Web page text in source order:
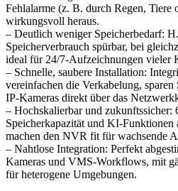
Fehlalarme (z. B. durch Regen, Tiere
wirkungsvoll heraus.
– Deutlich weniger Speicherbedarf:
Speicherverbrauch spürbar, bei
ideal für 24/7-Aufzeichnungen vieler
– Schnelle, saubere Installation:
vereinfachen die Verkabelung,
IP-Kameras direkt über das
– Hochskalierbar und zukunftssicher:
Speicherkapazität und KI-Funktionen
machen den NVR fit für wachsende
– Nahtlose Integration: Perfekt
Kameras und VMS-Workflows, mit
für heterogene Umgebungen.